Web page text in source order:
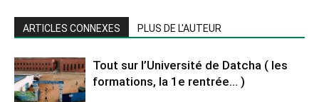
ARTICLES CONNEXES PLUS DE L'AUTEUR
Tout sur l’Université de Datcha ( les
formations, la 1e rentrée… )